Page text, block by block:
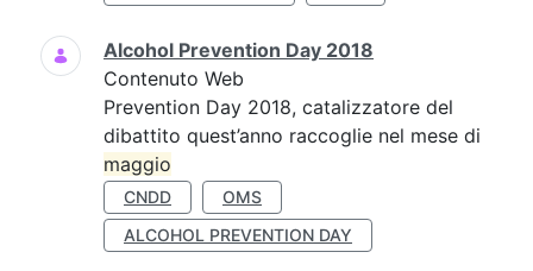
Alcohol Prevention Day 2018
Contenuto Web
Prevention Day 2018, catalizzatore del
dibattito quest’anno raccoglie nel mese di
maggio
CNDD
OMS
ALCOHOL PREVENTION DAY